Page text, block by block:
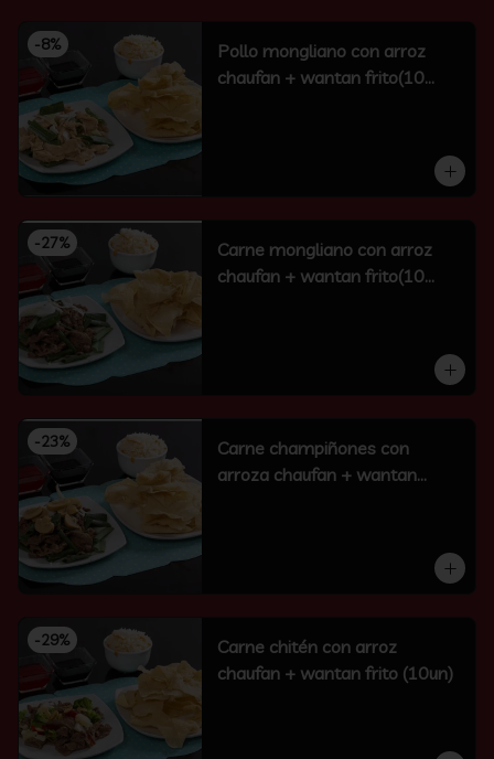
-8%
Pollo mongliano con arroz
chaufan + wantan frito(10
-27%
Carne mongliano con arroz
chaufan + wantan frito(10
-23%
Carne champiñones con
arroza chaufan + wantan
-29%
Carne chitén con arroz
chaufan + wantan frito (10un)